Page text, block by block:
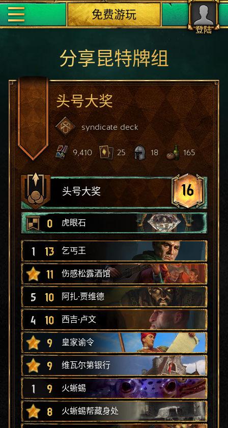
登陆
免费游玩
分享昆特牌组
头号大奖
syndicate deck
9,410 25 18 165
头号大奖 16
0 虎眼石
1 13 乞丐王
11 伤感松露酒馆
5 10 阿扎·贾维德
4 10 西吉·卢文
9 皇家谕令
9 维瓦尔第银行
1 9 火蜥蜴
8 火蜥蜴帮藏身处